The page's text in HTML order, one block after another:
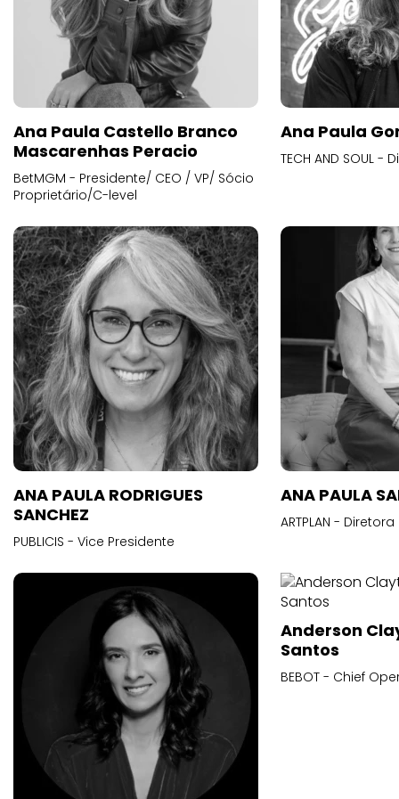
Ana Paula Castello Branco
Mascarenhas Peracio
BetMGM - Presidente/ CEO / VP/ Sócio
Proprietário/C-level
Ana Paula
TECH AND SOUL
ANA PAULA RODRIGUES
SANCHEZ
PUBLICIS - Vice Presidente
ANA PAULA
ARTPLAN -
Anderson
Santos
BEBOT - Chief